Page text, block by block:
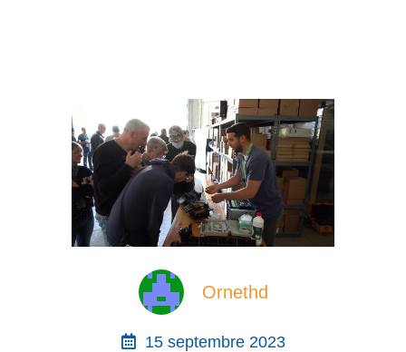
Ornethd
15 septembre 2023